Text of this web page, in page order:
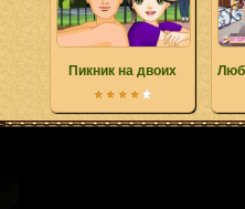
Пикник на двоих